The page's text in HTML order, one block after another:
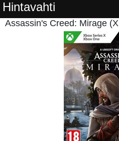
Hintavahti
Assassin's Creed: Mirage